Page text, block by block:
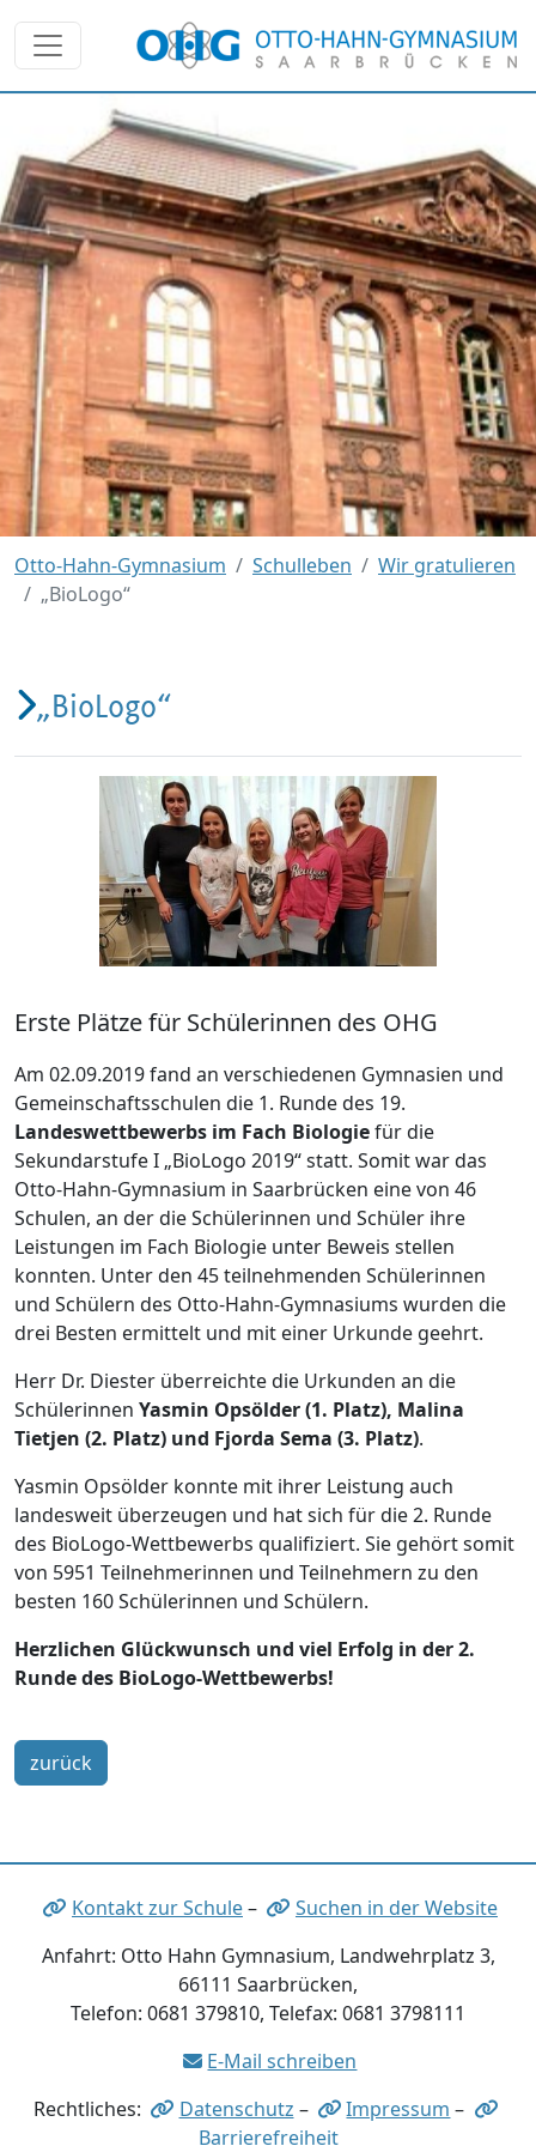
Otto-Hahn-Gymnasium Schulleben
Wir gratulieren
„BioLogo“
„BioLogo“
Erste Plätze für Schülerinnen des OHG
Am 02.09.2019 fand an verschiedenen Gymnasien und
Gemeinschaftsschulen die 1. Runde des 19.
Landeswettbewerbs im Fach Biologiefür die
Sekundarstufe I „BioLogo 2019“ statt. Somit war das
Otto-Hahn-Gymnasium in Saarbrücken eine von 46
Schulen, an der die Schülerinnen und Schüler ihre
Leistungen im Fach Biologie unter Beweis stellen
konnten. Unter den 45 teilnehmenden Schülerinnen
und Schülern des Otto-Hahn-Gymnasiums wurden die
drei Besten ermittelt und mit einer Urkunde geehrt.
Herr Dr. Diester überreichte die Urkunden an die
Schülerinnen Yasmin Opsölder (1. Platz), Malina
Tietjen (2. Platz) und Fjorda Sema (3. Platz).
Yasmin Opsölder konnte mit ihrer Leistung auch
landesweit überzeugen und hat sich für die 2. Runde
des BioLogo-Wettbewerbs qualifiziert. Sie gehört somit
von 5951 Teilnehmerinnen und Teilnehmern zu den
besten 160 Schülerinnen und Schülern.
Herzlichen Glückwunsch und viel Erfolg in der 2.
Runde des BioLogo-Wettbewerbs!
zurück
Kontakt zur Schule–
Suchen in der Website
Anfahrt: Otto Hahn Gymnasium, Landwehrplatz 3,
66111 Saarbrücken,
Telefon: 0681 379810, Telefax: 0681 3798111
E-Mail schreiben
Rechtliches:
Datenschutz – Impressum –
Barrierefreiheit